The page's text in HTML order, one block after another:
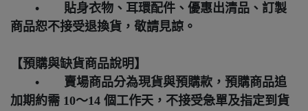
• 貼身衣物、耳環配件、優惠出清品、訂製
商品恕不接受退換貨，敬請見諒。
【預購與缺貨商品說明】
• 賣場商品分為現貨與預購款，預購商品追
加期約需 10～14 個工作天，不接受急單及指定到貨